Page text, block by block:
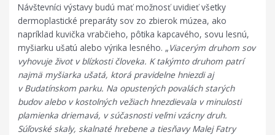
Návštevníci výstavy budú mať možnosť uvidieť všetky
dermoplastické preparáty sov zo zbierok múzea, ako
napríklad kuvička vrabčieho, pôtika kapcavého, sovu lesnú,
myšiarku ušatú alebo výrika lesného. „Viacerým druhom sov
vyhovuje život v blízkosti človeka. K takýmto druhom patrí
najmä myšiarka ušatá, ktorá pravidelne hniezdi aj
v Budatínskom parku. Na opustených povalách starých
budov alebo v kostolných vežiach hnezdievala v minulosti
plamienka driemavá, v súčasnosti veľmi vzácny druh.
Súľovské skaly, skalnaté hrebene a tiesňavy Malej Fatry